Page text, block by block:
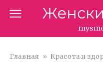
Главная » Красота и